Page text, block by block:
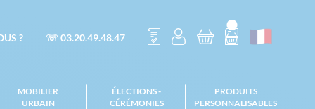
? ☏ 03.20.49.48.47
MOBILIER
URBAIN
ÉLECTIONS -
CÉRÉMONIES
PRODUITS
PERSONNALISABLES